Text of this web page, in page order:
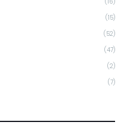
(15)
(52)
(47)
(2)
(7)